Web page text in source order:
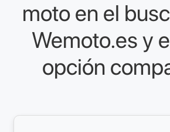
moto en el
Wemoto.es y
opción